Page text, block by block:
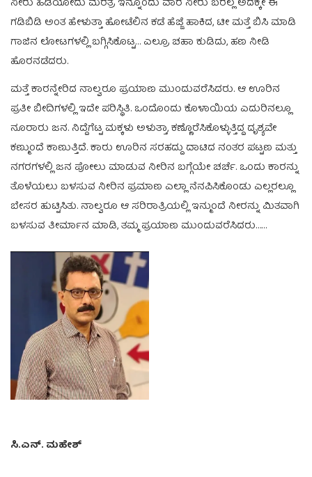
ಗಡಿಬಿಡಿ ಅಂತ ಹೇಳುತ್ತಾ ಹೋಟೆಲಿನ ಕಡೆ ಹೆಜ್ಜೆ ಹಾಕಿದ, ಟೀ ಮತ್ತೆ ಬಿಸಿ ಮಾಡಿ
ಗಾಜಿನ ಲೋಟಗಳಲ್ಲಿ ಬಗ್ಗಿಸಿಕೊಟ್ಟ… ಎಲ್ರೂ ಚಹಾ ಕುಡಿದು, ಹಣ ನೀಡಿ
ಹೊರನಡೆದರು.
ಮತ್ತೆ ಕಾರನ್ನೇರಿದ ನಾಲ್ವರೂ ಪ್ರಯಾಣ ಮುಂದುವರೆಸಿದರು. ಆ ಊರಿನ
ಪ್ರತೀ ಬೀದಿಗಳಲ್ಲಿ ಇದೇ ಪರಿಸ್ಥಿತಿ. ಒಂದೊಂದು ಕೊಳಾಯಿಯ ಎದುರಿನಲ್ಲೂ
ನೂರಾರು ಜನ. ನಿದ್ದೆಗೆಟ್ಟ ಮಕ್ಕಳು ಅಳುತ್ತಾ, ಕಣ್ಣೊರೆಸಿಕೊಳ್ಳುತ್ತಿದ್ದ ದೃಶ್ಯವೇ
ಕಣ್ಮುಂದೆ ಕಾಣುತ್ತಿದೆ. ಕಾರು ಊರಿನ ಸರಹದ್ದು ದಾಟಿದ ನಂತರ ಪಟ್ಟಣ ಮತ್ತು
ನಗರಗಳಲ್ಲಿ ಜನ ಪೋಲು ಮಾಡುವ ನೀರಿನ ಬಗ್ಗೆಯೇ ಚರ್ಚೆ. ಒಂದು ಕಾರನ್ನು
ತೊಳೆಯಲು ಬಳಸುವ ನೀರಿನ ಪ್ರಮಾಣ ಎಲ್ಲಾ ನೆನಪಿಸಿಕೊಂಡು ಎಲ್ಲರಲ್ಲೂ
ಬೇಸರ ಹುಟ್ಟಿಸಿತು. ನಾಲ್ವರೂ ಆ ಸರಿರಾತ್ರಿಯಲ್ಲಿ ಇನ್ಮುಂದೆ ನೀರನ್ನು ಮಿತವಾಗಿ
ಬಳಸುವ ತೀರ್ಮಾನ ಮಾಡಿ, ತಮ್ಮ ಪ್ರಯಾಣ ಮುಂದುವರೆಸಿದರು……
ಸಿ.ಎನ್. ಮಹೇಶ್